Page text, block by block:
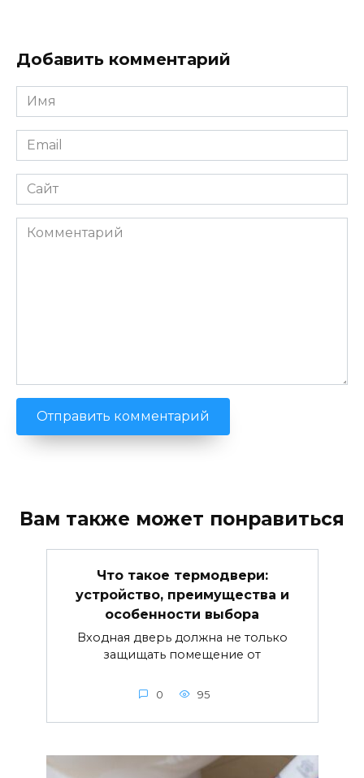
Добавить комментарий
Имя
*
Email
*
Сайт
Комментарий
Вам также может понравиться
Что такое термодвери:
устройство, преимущества и
особенности выбора
Входная дверь должна не только
защищать помещение от
0 95